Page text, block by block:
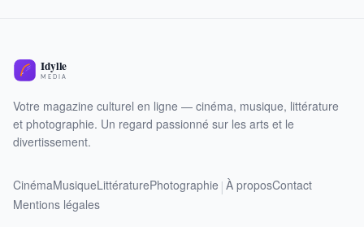
Votre magazine culturel en ligne — cinéma, musique, littérature
et photographie. Un regard passionné sur les arts et le
divertissement.
CinémaMusiqueLittératurePhotographie | À proposContact
Mentions légales